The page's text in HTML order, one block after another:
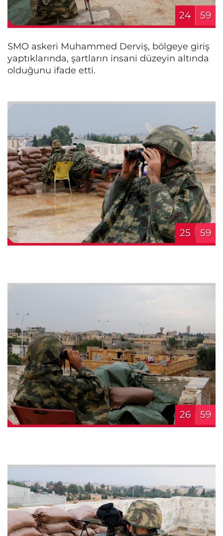
24 59
SMO askeri Muhammed Derviş, bölgeye giriş
yaptıklarında, şartların insani düzeyin altında
olduğunu ifade etti.
25 59
26 59